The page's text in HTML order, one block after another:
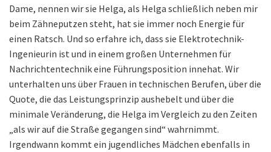
Dame, nennen wir sie Helga, als Helga schließlich neben mir
beim Zähneputzen steht, hat sie immer noch Energie für
einen Ratsch. Und so erfahre ich, dass sie Elektrotechnik-
Ingenieurin ist und in einem großen Unternehmen für
Nachrichtentechnik eine Führungsposition innehat. Wir
unterhalten uns über Frauen in technischen Berufen, über die
Quote, die das Leistungsprinzip aushebelt und über die
minimale Veränderung, die Helga im Vergleich zu den Zeiten
„als wir auf die Straße gegangen sind“ wahrnimmt.
Irgendwann kommt ein jugendliches Mädchen ebenfalls in